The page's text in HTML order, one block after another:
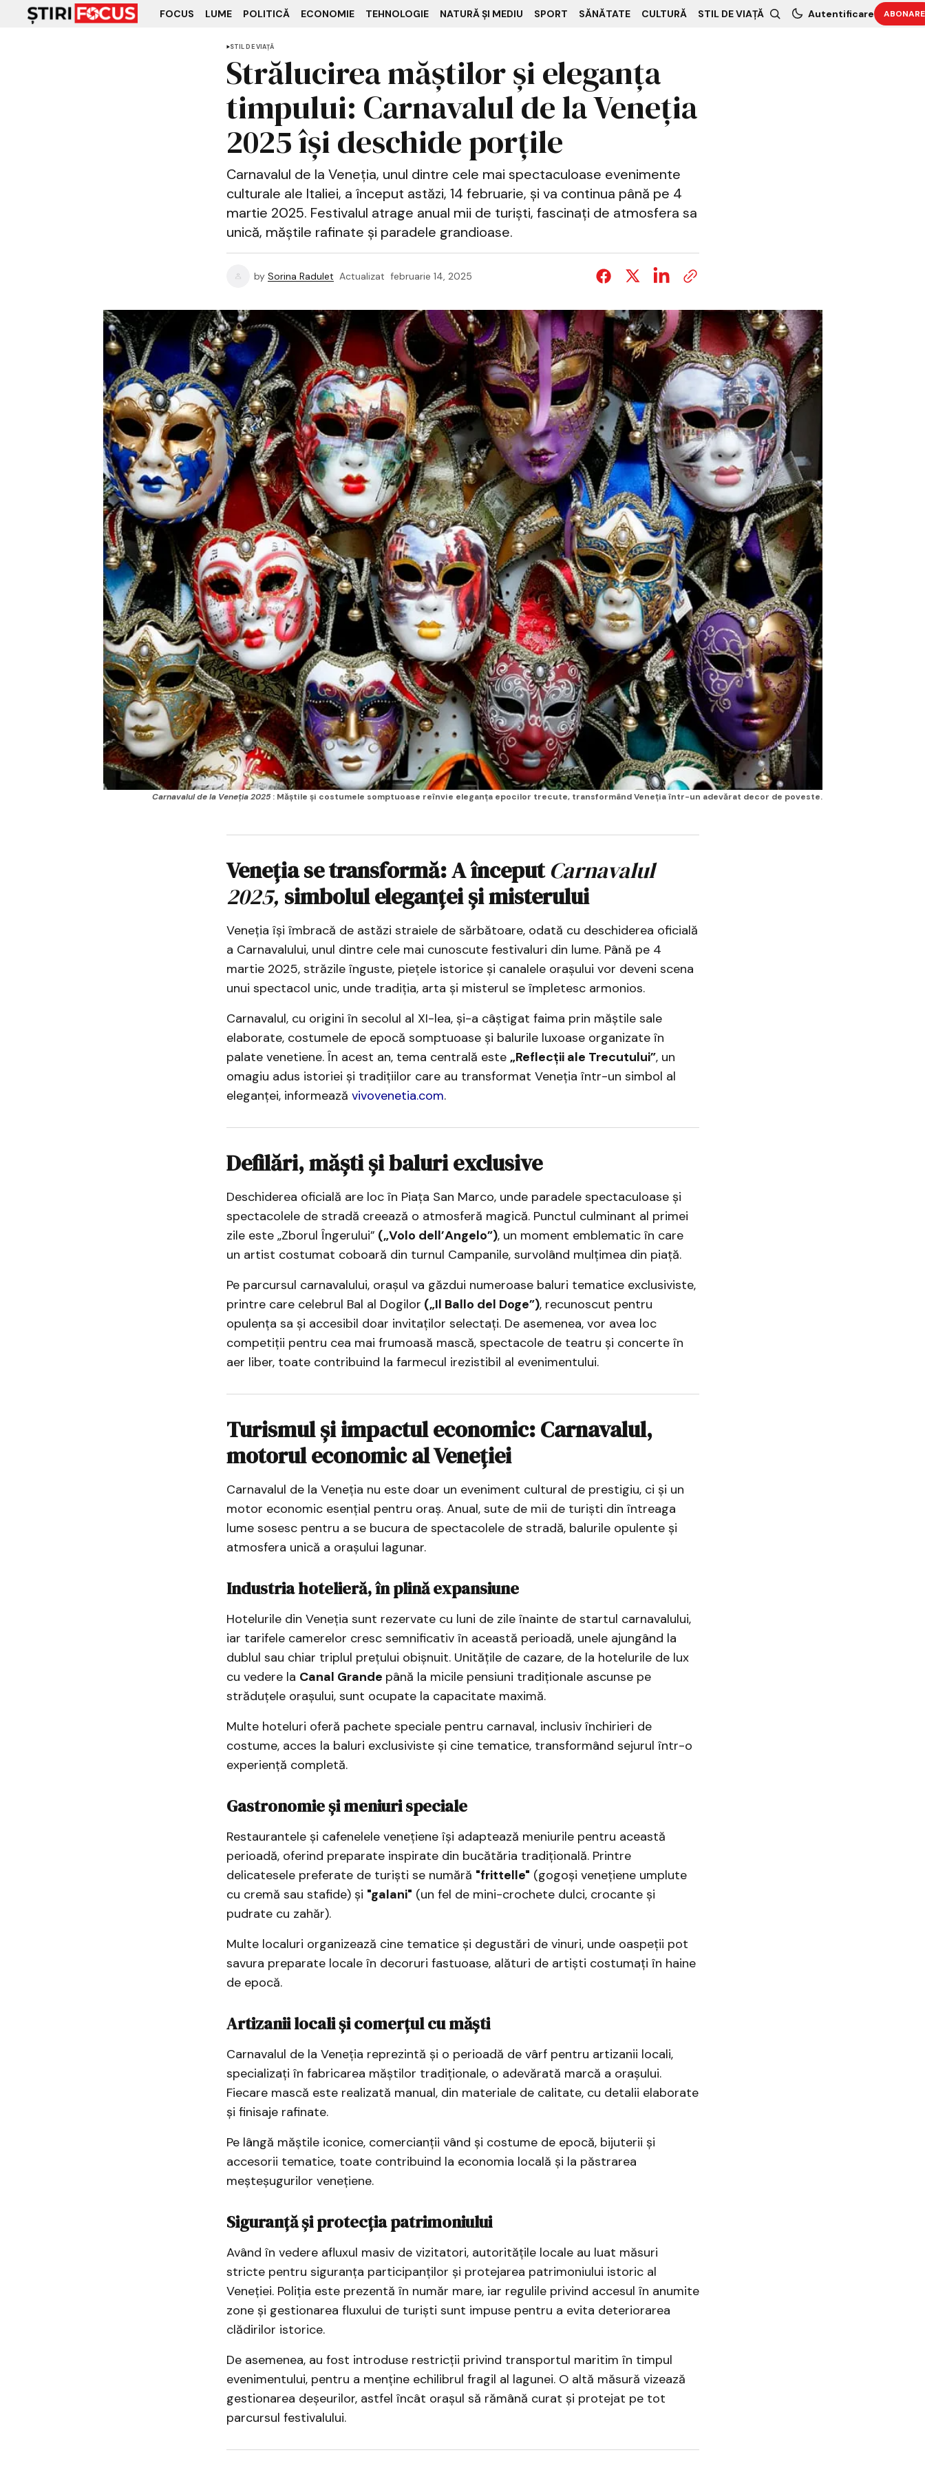
FOCUS LUME POLITICĂ ECONOMIE TEHNOLOGIE NATURĂ ȘI MEDIU SPORT SĂNĂTATE CULTURĂ STIL DE VIAȚĂ Autentificare ABONARE
STIL DE VIAȚĂ
Strălucirea măștilor și eleganța
timpului: Carnavalul de la Veneția
2025 își deschide porțile
Carnavalul de la Veneția, unul dintre cele mai spectaculoase evenimente
culturale ale Italiei, a început astăzi, 14 februarie, și va continua până pe 4
martie 2025. Festivalul atrage anual mii de turiști, fascinați de atmosfera sa
unică, măștile rafinate și paradele grandioase.
by Sorina Radulet Actualizat februarie 14, 2025
Carnavalul de la Veneția 2025: Măștile și costumele somptuoase reînvie eleganța epocilor trecute, transformând Veneția într-un adevărat decor de poveste.
Veneția se transformă: A începutCarnavalul
2025, simbolul eleganței și misterului
Veneția își îmbracă de astăzi straiele de sărbătoare, odată cu deschiderea oficială
a Carnavalului, unul dintre cele mai cunoscute festivaluri din lume. Până pe 4
martie 2025, străzile înguste, piețele istorice și canalele orașului vor deveni scena
unui spectacol unic, unde tradiția, arta și misterul se împletesc armonios.
Carnavalul, cu origini în secolul al XI-lea, și-a câștigat faima prin măștile sale
elaborate, costumele de epocă somptuoase și balurile luxoase organizate în
palate venetiene. În acest an, tema centrală este „Reflecții ale Trecutului”, un
omagiu adus istoriei și tradițiilor care au transformat Veneția într-un simbol al
eleganței, informează vivovenetia.com.
Defilări, măști și baluri exclusive
Deschiderea oficială are loc în Piața San Marco, unde paradele spectaculoase și
spectacolele de stradă creează o atmosferă magică. Punctul culminant al primei
zile este „Zborul Îngerului” („Volo dell’Angelo”), un moment emblematic în care
un artist costumat coboară din turnul Campanile, survolând mulțimea din piață.
Pe parcursul carnavalului, orașul va găzdui numeroase baluri tematice exclusiviste,
printre care celebrul Bal al Dogilor („Il Ballo del Doge”), recunoscut pentru
opulența sa și accesibil doar invitaților selectați. De asemenea, vor avea loc
competiții pentru cea mai frumoasă mască, spectacole de teatru și concerte în
aer liber, toate contribuind la farmecul irezistibil al evenimentului.
Turismul și impactul economic: Carnavalul,
motorul economic al Veneției
Carnavalul de la Veneția nu este doar un eveniment cultural de prestigiu, ci și un
motor economic esențial pentru oraș. Anual, sute de mii de turiști din întreaga
lume sosesc pentru a se bucura de spectacolele de stradă, balurile opulente și
atmosfera unică a orașului lagunar.
Industria hotelieră, în plină expansiune
Hotelurile din Veneția sunt rezervate cu luni de zile înainte de startul carnavalului,
iar tarifele camerelor cresc semnificativ în această perioadă, unele ajungând la
dublul sau chiar triplul prețului obișnuit. Unitățile de cazare, de la hotelurile de lux
cu vedere la Canal Grande până la micile pensiuni tradiționale ascunse pe
străduțele orașului, sunt ocupate la capacitate maximă.
Multe hoteluri oferă pachete speciale pentru carnaval, inclusiv închirieri de
costume, acces la baluri exclusiviste și cine tematice, transformând sejurul într-o
experiență completă.
Gastronomie și meniuri speciale
Restaurantele și cafenelele venețiene își adaptează meniurile pentru această
perioadă, oferind preparate inspirate din bucătăria tradițională. Printre
delicatesele preferate de turiști se numără "frittelle" (gogoși venețiene umplute
cu cremă sau stafide) și "galani" (un fel de mini-crochete dulci, crocante și
pudrate cu zahăr).
Multe localuri organizează cine tematice și degustări de vinuri, unde oaspeții pot
savura preparate locale în decoruri fastuoase, alături de artiști costumați în haine
de epocă.
Artizanii locali și comerțul cu măști
Carnavalul de la Veneția reprezintă și o perioadă de vârf pentru artizanii locali,
specializați în fabricarea măștilor tradiționale, o adevărată marcă a orașului.
Fiecare mască este realizată manual, din materiale de calitate, cu detalii elaborate
și finisaje rafinate.
Pe lângă măștile iconice, comercianții vând și costume de epocă, bijuterii și
accesorii tematice, toate contribuind la economia locală și la păstrarea
meșteșugurilor venețiene.
Siguranță și protecția patrimoniului
Având în vedere afluxul masiv de vizitatori, autoritățile locale au luat măsuri
stricte pentru siguranța participanților și protejarea patrimoniului istoric al
Veneției. Poliția este prezentă în număr mare, iar regulile privind accesul în anumite
zone și gestionarea fluxului de turiști sunt impuse pentru a evita deteriorarea
clădirilor istorice.
De asemenea, au fost introduse restricții privind transportul maritim în timpul
evenimentului, pentru a menține echilibrul fragil al lagunei. O altă măsură vizează
gestionarea deșeurilor, astfel încât orașul să rămână curat și protejat pe tot
parcursul festivalului.